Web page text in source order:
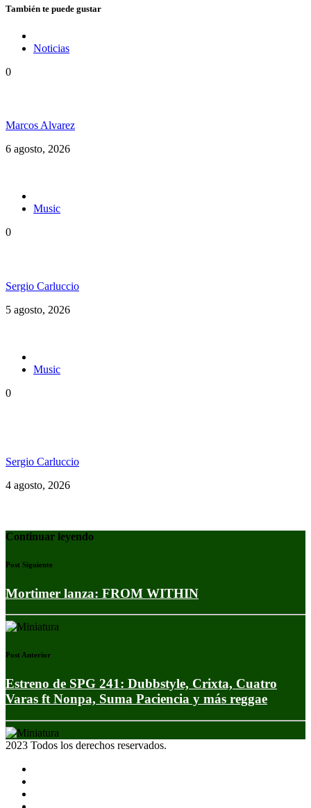
También te puede gustar
Noticias
0
Marcos Alvarez
6 agosto, 2026
Music
0
Sergio Carluccio
5 agosto, 2026
Music
0
Sergio Carluccio
4 agosto, 2026
Continuar leyendo
Post Siguiente
Mortimer lanza: FROM WITHIN
Post Anterior
Estreno de SPG 241: Dubbstyle, Crixta, Cuatro
Varas ft Nonpa, Suma Paciencia y más reggae
2023 Todos los derechos reservados.